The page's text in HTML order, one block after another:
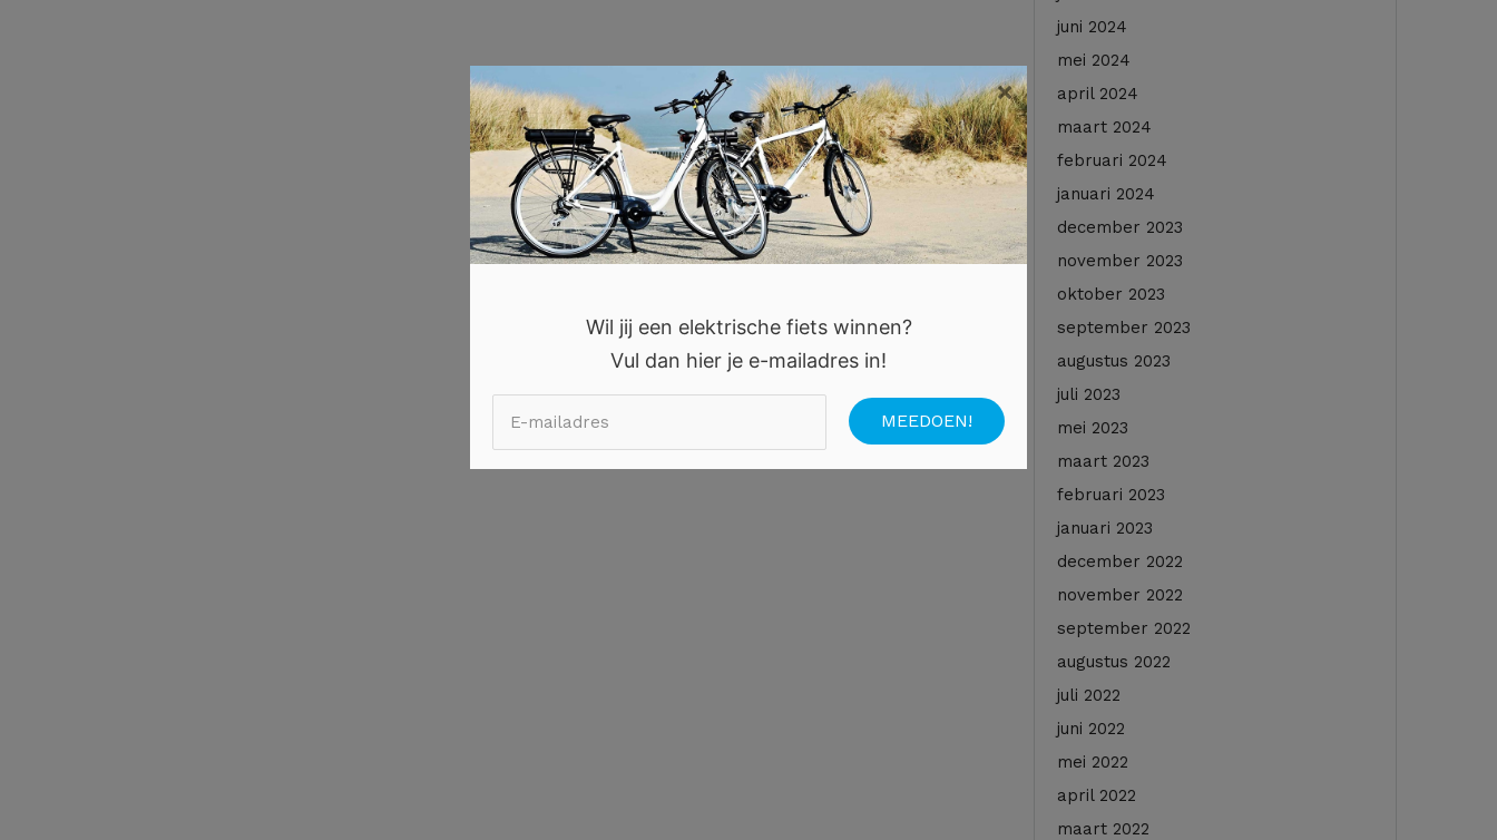
juni 2024
mei 2024
april 2024
maart 2024
februari 2024
januari 2024
december 2023
november 2023
oktober 2023
september 2023
augustus 2023
juli 2023
mei 2023
maart 2023
februari 2023
januari 2023
december 2022
november 2022
september 2022
augustus 2022
juli 2022
juni 2022
mei 2022
april 2022
maart 2022
Wil jij een elektrische fiets winnen?
Vul dan hier je e-mailadres in!
×